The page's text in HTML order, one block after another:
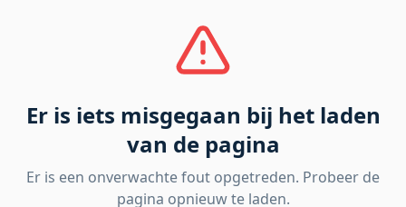
Er is iets misgegaan bij het laden
van de pagina
Er is een onverwachte fout opgetreden. Probeer de
pagina opnieuw te laden.